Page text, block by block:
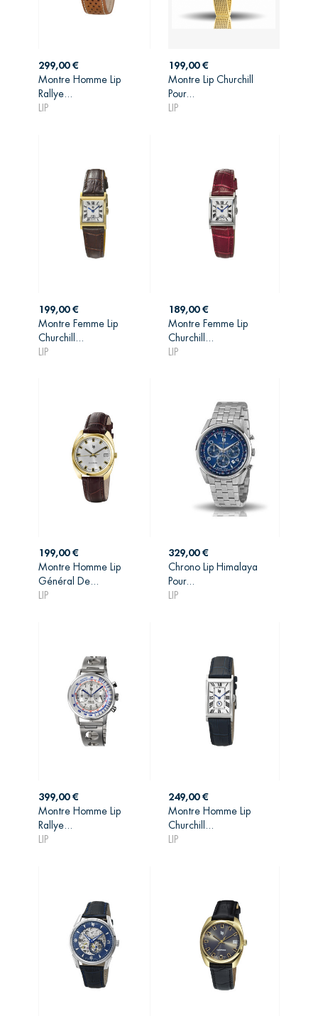
Prix
299,00 €
Montre Homme Lip
Rallye...
LIP
AJOUTER AU
Prix
199,00 €
Montre Lip Churchill
Pour...
LIP
AJOUTER AU
Prix
199,00 €
Montre Femme Lip
Churchill...
LIP
AJOUTER AU
PANIER
Prix
189,00 €
Montre Femme Lip
Churchill...
LIP
AJOUTER AU
PANIER
Prix
199,00 €
Montre Homme Lip
Général De...
LIP
AJOUTER AU
PANIER
Prix
329,00 €
Chrono Lip Himalaya
Pour...
LIP
AJOUTER AU
Prix
399,00 €
Montre Homme Lip
Rallye...
LIP
AJOUTER AU
Prix
249,00 €
Montre Homme Lip
Churchill...
LIP
AJOUTER AU
PANIER